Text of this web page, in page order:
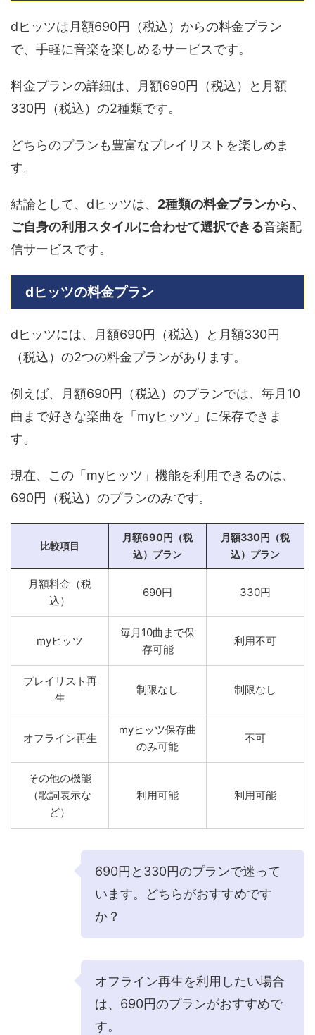
dヒッツは月額690円（税込）からの料金プラン
で、手軽に音楽を楽しめるサービスです。
料金プランの詳細は、月額690円（税込）と月額
330円（税込）の2種類です。
どちらのプランも豊富なプレイリストを楽しめま
す。
結論として、dヒッツは、 2種類の料金プランから、
ご自身の利用スタイルに合わせて選択できる音楽配
信サービスです。
dヒッツの料金プラン
dヒッツには、月額690円（税込）と月額330円
（税込）の2つの料金プランがあります。
例えば、月額690円（税込）のプランでは、毎月10
曲まで好きな楽曲を「myヒッツ」に保存できま
す。
現在、この「myヒッツ」機能を利用できるのは、
690円（税込）のプランのみです。
比較項目
月額690円（税
込）プラン
月額330円（税
込）プラン
月額料金（税
込）
690円 330円
myヒッツ
毎月10曲まで保
存可能
利用不可
プレイリスト再
生
制限なし 制限なし
オフライン再生
myヒッツ保存曲
のみ可能
不可
その他の機能
（歌詞表示な
ど）
利用可能 利用可能
690円と330円のプランで迷って
います。どちらがおすすめです
か？
オフライン再生を利用したい場合
は、690円のプランがおすすめで
す。